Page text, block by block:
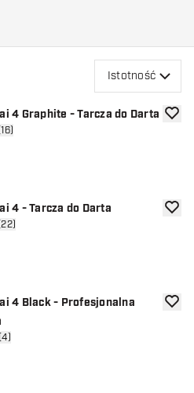
Istotność
4 Graphite - Tarcza do Darta
panel recenzji
4 - Tarcza do Darta
panel recenzji
4 Black - Profesjonalna
panel recenzji